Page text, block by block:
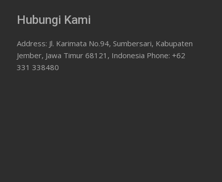
Hubungi Kami
Address: Jl. Karimata No.94, Sumbersari, Kabupaten
Jember, Jawa Timur 68121, Indonesia Phone: +62
331 338480